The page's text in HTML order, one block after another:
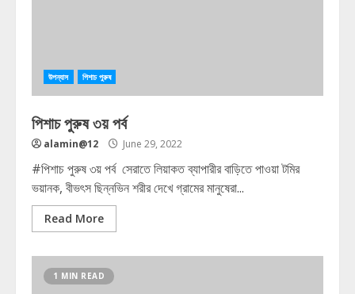
উপন্যাস পিশাচ পুরুষ
পিশাচ পুরুষ ৩য় পর্ব
alamin@12 June 29, 2022
#পিশাচ পুরুষ ৩য় পর্ব সেরাতে লিয়াকত ব্যাপারীর বাড়িতে পাওয়া টমির
ভয়ানক, বীভৎস ছিন্নভিন শরীর দেখে গ্রামের মানুষেরা...
Read More
1 MIN READ